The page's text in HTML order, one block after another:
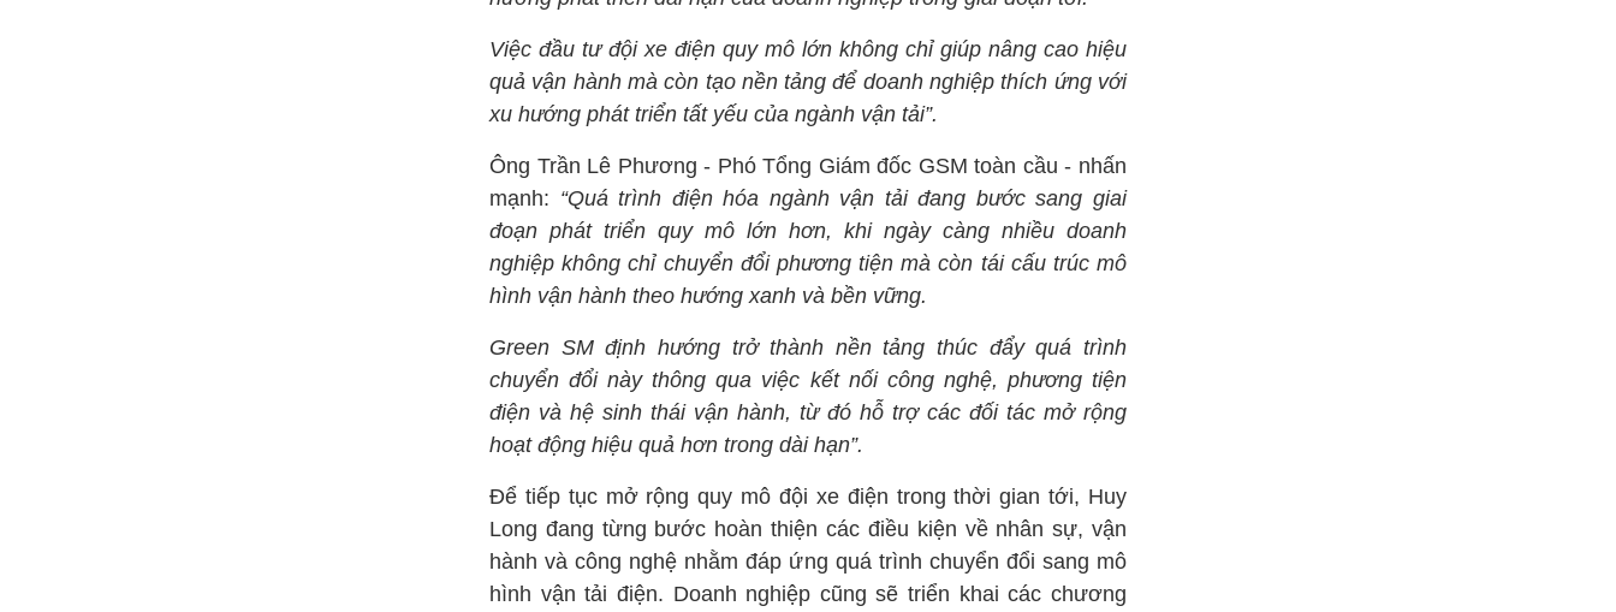
Việc đầu tư đội xe điện quy mô lớn không chỉ giúp nâng cao hiệu
quả vận hành mà còn tạo nền tảng để doanh nghiệp thích ứng với
xu hướng phát triển tất yếu của ngành vận tải”.
Ông Trần Lê Phương - Phó Tổng Giám đốc GSM toàn cầu - nhấn
mạnh: “Quá trình điện hóa ngành vận tải đang bước sang giai
đoạn phát triển quy mô lớn hơn, khi ngày càng nhiều doanh
nghiệp không chỉ chuyển đổi phương tiện mà còn tái cấu trúc mô
hình vận hành theo hướng xanh và bền vững.
Green SM định hướng trở thành nền tảng thúc đẩy quá trình
chuyển đổi này thông qua việc kết nối công nghệ, phương tiện
điện và hệ sinh thái vận hành, từ đó hỗ trợ các đối tác mở rộng
hoạt động hiệu quả hơn trong dài hạn”.
Để tiếp tục mở rộng quy mô đội xe điện trong thời gian tới, Huy
Long đang từng bước hoàn thiện các điều kiện về nhân sự, vận
hành và công nghệ nhằm đáp ứng quá trình chuyển đổi sang mô
hình vận tải điện. Doanh nghiệp cũng sẽ triển khai các chương